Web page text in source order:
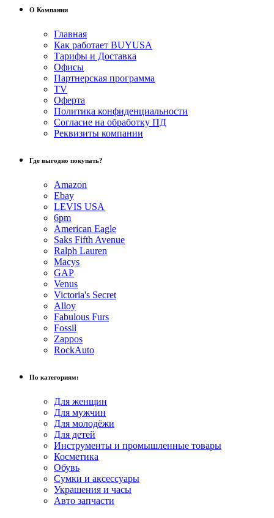
О Компании
Главная
Как работает BUYUSA
Тарифы и Доставка
Офисы
Партнерская программа
TV
Оферта
Политика конфиденциальности
Согласие на обработку ПД
Реквизиты компании
Где выгодно покупать?
Amazon
Ebay
LEVIS USA
6pm
American Eagle
Saks Fifth Avenue
Ralph Lauren
Macys
GAP
Venus
Victoria's Secret
Alloy
Fabulous Furs
Fossil
Zappos
RockAuto
По категориям:
Для женщин
Для мужчин
Для молодёжи
Для детей
Инструменты и промышленные товары
Косметика
Обувь
Сумки и аксессуары
Украшения и часы
Авто запчасти